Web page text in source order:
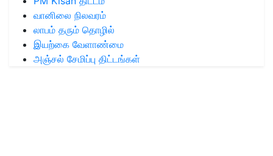
வானிலை நிலவரம்
லாபம் தரும் தொழில்
இயற்கை வேளாண்மை
அஞ்சல் சேமிப்பு திட்டங்கள்